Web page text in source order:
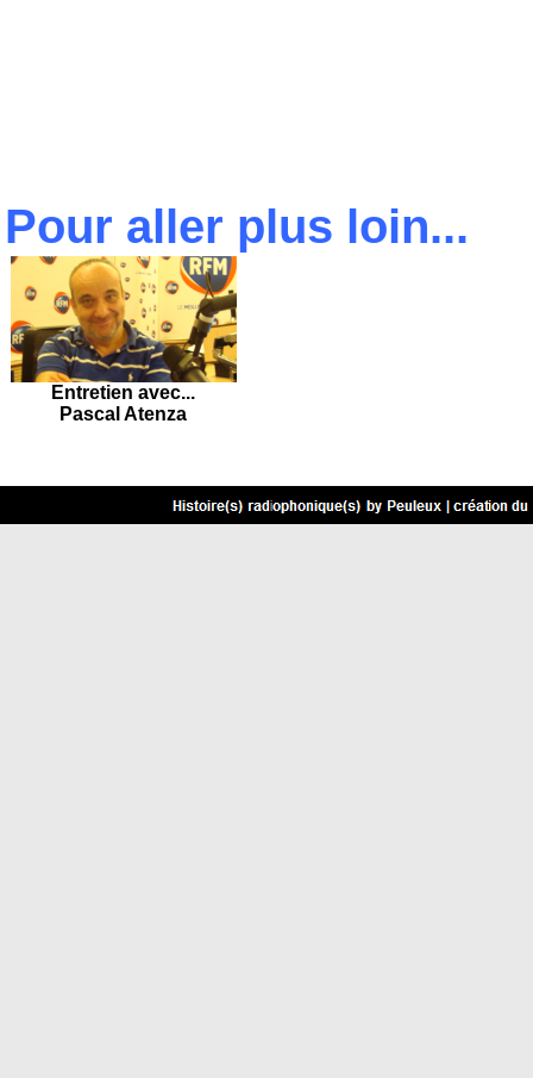
Pour aller plus loin...
Entretien avec...
Pascal Atenza